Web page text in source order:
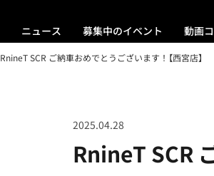
ニュース 募集中のイベント 動画
RnineT SCR ご納車おめでとうございます！【西宮店】
RnineT SCR
2025.04.28